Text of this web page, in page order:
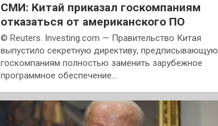
СМИ: Китай приказал госкомпаниям
отказаться от американского ПО
© Reuters. Investing.com — Правительство Китая
выпустило секретную директиву, предписывающую
госкомпаниям полностью заменить зарубежное
программное обеспечение…